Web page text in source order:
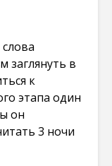
заглянуть в
к
этапа один
он
3 ночи